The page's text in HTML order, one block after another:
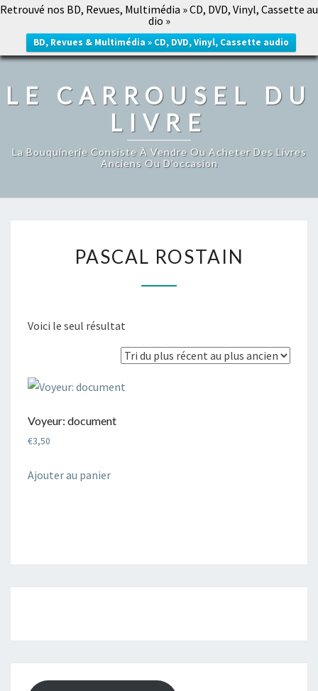
Retrouvé nos BD, Revues, Multimédia » CD, DVD, Vinyl, Cassette au
dio »
BD, Revues & Multimédia » CD, DVD, Vinyl, Cassette audio
LE CARROUSEL DU LIVRE
LE CARROUSEL DU
LIVRE
La Bouquinerie Consiste À Vendre Ou Acheter Des Livres
Anciens Ou D’occasion
ROSTAIN
PASCAL ROSTAIN
Voici le seul résultat
Voyeur: document
€3,50
Ajouter au panier